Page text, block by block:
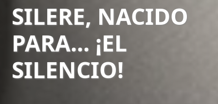
SILERE, NACIDO
PARA... ¡EL
SILENCIO!